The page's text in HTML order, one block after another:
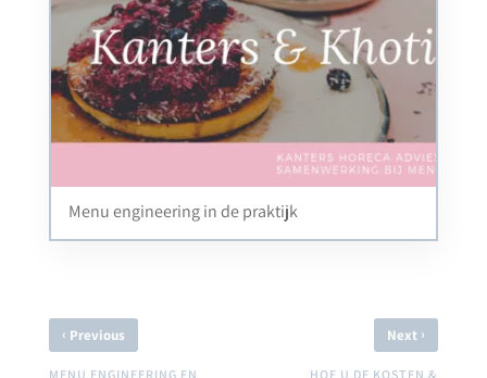
Menu engineering in de praktijk
‹ Previous
MENU ENGINEERING EN
Next ›
HOE U DE KOSTEN &